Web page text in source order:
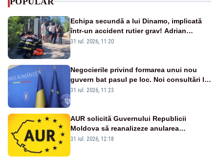
Echipa secundă a lui Dinamo, implicată
într-un accident rutier grav! Adrian
Ropotan a fost resuscitat
31 iul. 2026, 11:20
Negocierile privind formarea unui nou
guvern bat pasul pe loc. Noi consultări la
Cotroceni, așteptate după mijlocul lunii
31 iul. 2026, 11:23
AUR solicită Guvernului Republicii
Moldova să reanalizeze anularea
concertului de Ziua Limbii Române
31 iul. 2026, 12:18